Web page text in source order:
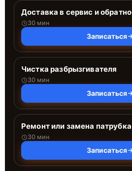
Доставка в сервис и обратно
30 мин
Записаться
Чистка разбрызгивателя
30 мин
Записаться
Ремонт или замена патрубка
30 мин
Записаться